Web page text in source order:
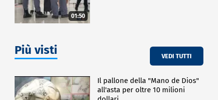
01:50
Più visti VEDI TUTTI
Il pallone della "Mano de Dios"
all'asta per oltre 10 milioni